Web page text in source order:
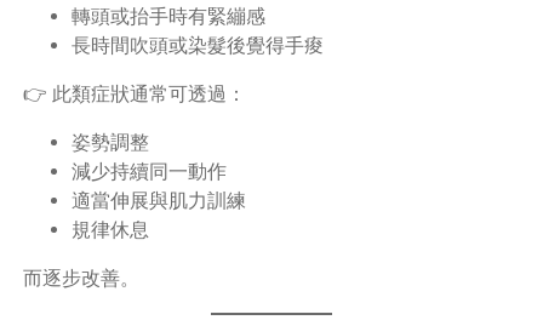
轉頭或抬手時有緊繃感
長時間吹頭或染髮後覺得手痠
👉 此類症狀通常可透過：
姿勢調整
減少持續同一動作
適當伸展與肌力訓練
規律休息
而逐步改善。